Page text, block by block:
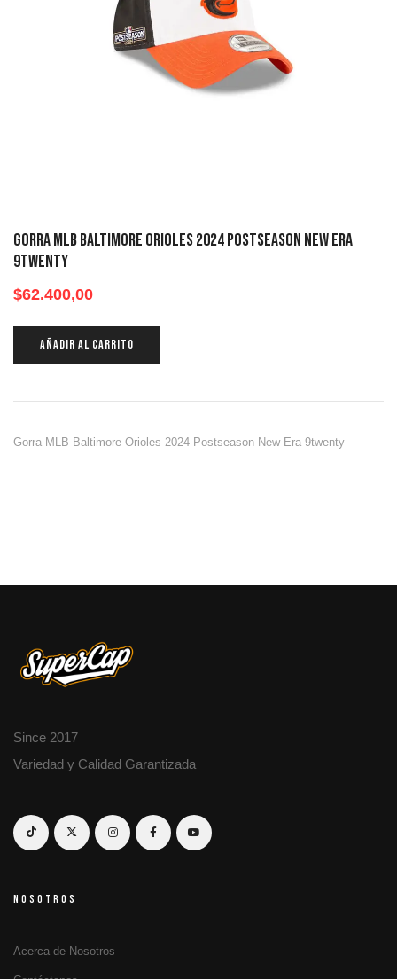
Gorra MLB Baltimore Orioles 2024 Postseason New Era
9twenty
$62.400,00
AÑADIR AL CARRITO
Gorra MLB Baltimore Orioles 2024 Postseason New Era 9twenty
Since 2017
Variedad y Calidad Garantizada
NOSOTROS
Acerca de Nosotros